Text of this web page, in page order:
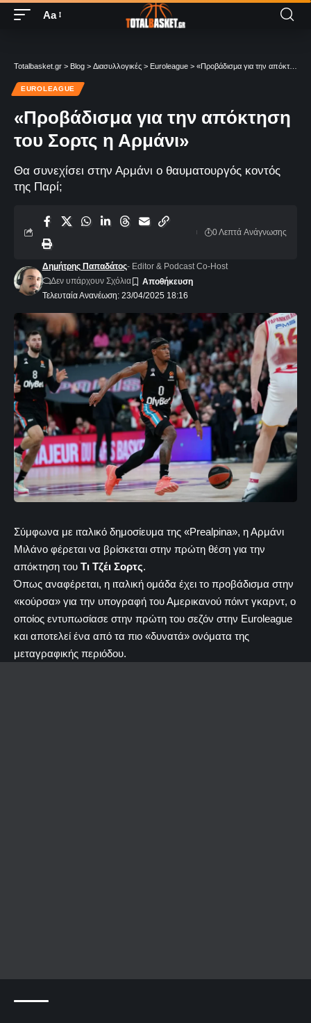
Aa
Totalbasket.gr > Blog > Διασυλλογικές > Euroleague > «Προβάδισμα για την απόκτηση του Σορτς η Αρμάνι»
EUROLEAGUE
«Προβάδισμα για την απόκτηση
του Σορτς η Αρμάνι»
Θα συνεχίσει στην Αρμάνι ο θαυματουργός κοντός
της Παρί;
Τελευταία Ανανέωση: 23/04/2025 18:16
Δημήτρης Παπαδάτος- Editor & Podcast Co-Host
Δεν υπάρχουν Σχόλια
0 Λεπτά Aνάγνωσης
Σύμφωνα με ιταλικό δημοσίευμα της «Prealpina», η Αρμάνι
Μιλάνο φέρεται να βρίσκεται στην πρώτη θέση για την
απόκτηση του Τι Τζέι Σορτς.
Όπως αναφέρεται, η ιταλική ομάδα έχει το προβάδισμα στην
«κούρσα» για την υπογραφή του Αμερικανού πόιντ γκαρντ, ο
οποίος εντυπωσίασε στην πρώτη του σεζόν στην Euroleague
και αποτελεί ένα από τα πιο «δυνατά» ονόματα της
μεταγραφικής περιόδου.